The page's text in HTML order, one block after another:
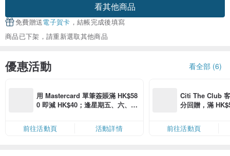
看其他商品
免費贈送電子賀卡 ，結帳完成後填寫
商品已下架，請重新選取其他商品
優惠活動 看全部 (6)
用 Mastercard 單筆簽賬滿 HK$58
0 即減 HK$40；逢星期五、六、日
限，額滿即止，僅限「常用信用
卡」結帳）
前往活動頁 活動詳情
Citi The Club
分回贈，滿
前往活動頁